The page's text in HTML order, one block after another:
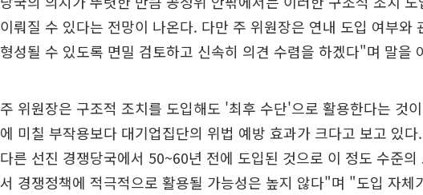
이뤄질 수 있다는 전망이 나온다. 다만 주 위원장은 연내 도입 여부와
형성될 수 있도록 면밀 검토하고 신속히 의견 수렴을 하겠다"며 말을
주 위원장은 구조적 조치를 도입해도 '최후 수단'으로 활용한다는 것
에 미칠 부작용보다 대기업집단의 위법 예방 효과가 크다고 보고 있
다른 선진 경쟁당국에서 50~60년 전에 도입된 것으로 이 정도 수준의
서 경쟁정책에 적극적으로 활용될 가능성은 높지 않다"며 "도입 자체